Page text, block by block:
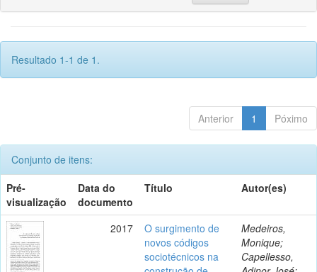
Resultado 1-1 de 1.
Anterior 1 Póximo
Conjunto de itens:
Pré-
visualização
Data do
documento
Título Autor(es)
2017
O surgimento de
novos códigos
sociotécnicos na
Medeiros,
Monique;
Capellesso,